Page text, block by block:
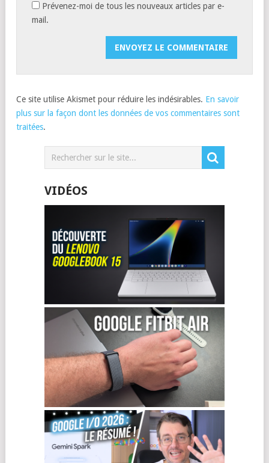
Prévenez-moi de tous les nouveaux articles par e-
mail.
Ce site utilise Akismet pour réduire les indésirables. En savoir
plus sur la façon dont les données de vos commentaires sont
traitées.
VIDÉOS